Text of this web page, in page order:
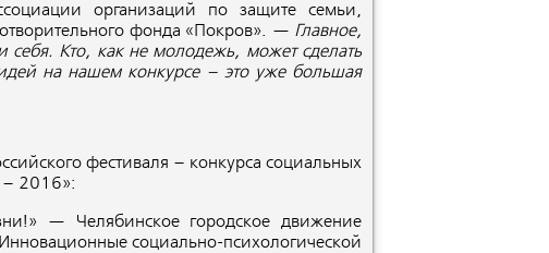
организаций по защите семьи,
фонда «Покров». — Главное,
себя. Кто, как не молодежь, может сделать
на нашем конкурсе – это уже большая
фестиваля – конкурса социальных
– 2016»:
— Челябинское городское движение
социально-психологической